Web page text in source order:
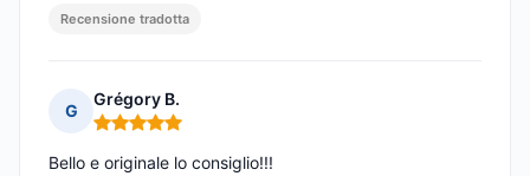
Recensione tradotta
G
Grégory B.
Nota: 5 su 5
Bello e originale lo consiglio!!!